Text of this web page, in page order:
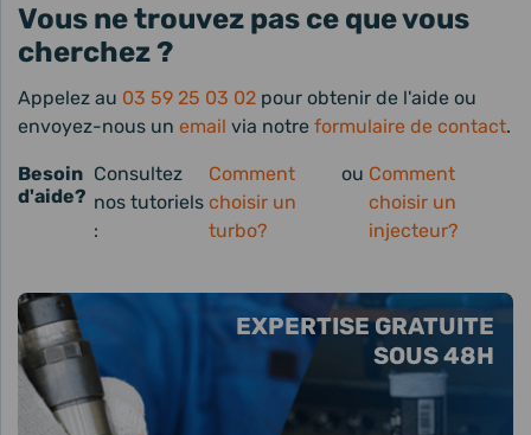
EXPERTISE GRATUITE
SOUS 48H
Vous ne trouvez pas ce que vous
cherchez ?
Appelez au 03 59 25 03 02 pour obtenir de l'aide ou
envoyez-nous un email via notre formulaire de contact.
Besoin
d'aide?
Consultez
nos tutoriels
:
Comment
choisir un
turbo?
ou Comment
choisir un
injecteur?